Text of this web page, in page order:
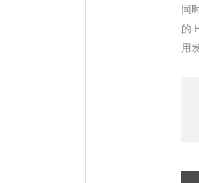
同
的
用